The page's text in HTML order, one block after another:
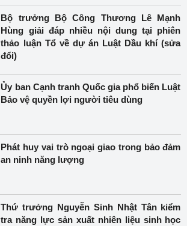
Bộ trưởng Bộ Công Thương Lê Mạnh
Hùng giải đáp nhiều nội dung tại phiên
thảo luận Tổ về dự án Luật Dầu khí (sửa
đổi)
Ủy ban Cạnh tranh Quốc gia phổ biến Luật
Bảo vệ quyền lợi người tiêu dùng
Phát huy vai trò ngoại giao trong bảo đảm
an ninh năng lượng
Thứ trưởng Nguyễn Sinh Nhật Tân kiểm
tra năng lực sản xuất nhiên liệu sinh học